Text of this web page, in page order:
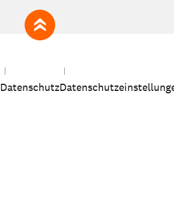
zum Seitenanfang
Datenschutz